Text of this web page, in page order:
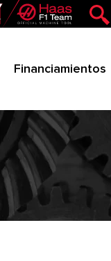
Financiamientos